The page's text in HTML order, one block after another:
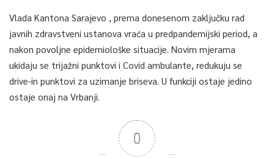
Vlada Kantona Sarajevo , prema donesenom zaključku rad
javnih zdravstveni ustanova vraća u predpandemijski period, a
nakon povoljne epidemiološke situacije. Novim mjerama
ukidaju se trijažni punktovi i Covid ambulante, redukuju se
drive-in punktovi za uzimanje briseva. U funkciji ostaje jedino
ostaje onaj na Vrbanji.
0